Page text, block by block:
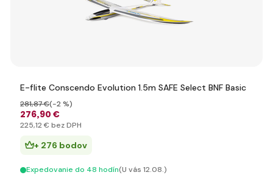
E-flite Conscendo Evolution 1.5m SAFE Select BNF Basic
276,90 €
281,87 €(-2 %)
225,12 € bez DPH
+ 276 bodov
Expedovanie do 48 hodín(U vás 12.08.)